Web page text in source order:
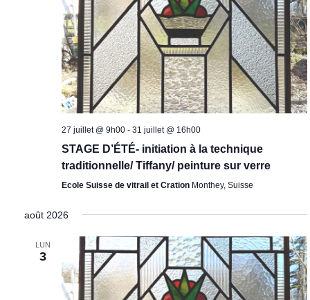
27 juillet @ 9h00- 31 juillet @ 16h00
STAGE D’ÉTÉ- initiation à la technique
traditionnelle/ Tiffany/ peinture sur verre
Ecole Suisse de vitrail et Cration Monthey, Suisse
août 2026
LUN
3